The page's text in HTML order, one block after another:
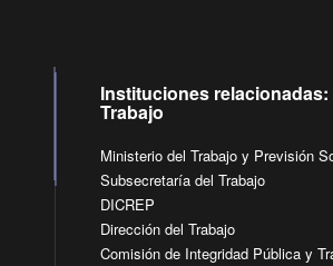
Instituciones relacionadas:
Trabajo
Ministerio del Trabajo y Previsión
Subsecretaría del Trabajo
DICREP
Dirección del Trabajo
Comisión de Integridad Pública y